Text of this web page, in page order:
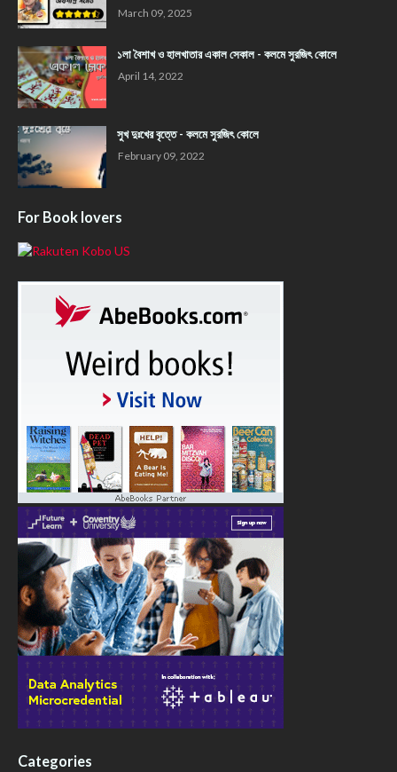
March 09, 2025
১লা বৈশাখ ও হালখাতার একাল সেকাল - কলমে সুরজিৎ কোলে
April 14, 2022
সুখ দুঃখের বৃত্তে - কলমে সুরজিৎ কোলে
February 09, 2022
For Book lovers
Categories